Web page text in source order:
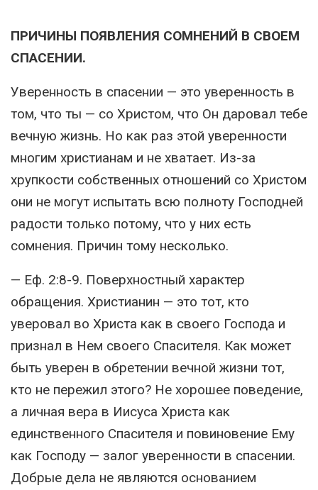
ПРИЧИНЫ ПОЯВЛЕНИЯ СОМНЕНИЙ В СВОЕМ
СПАСЕНИИ.
Уверенность в спасении — это уверенность в
том, что ты — со Христом, что Он даровал тебе
вечную жизнь. Но как раз этой уверенности
многим христианам и не хватает. Из-за
хрупкости собственных отношений со Христом
они не могут испытать всю полноту Господней
радости только потому, что у них есть
сомнения. Причин тому несколько.
— Еф. 2:8-9. Поверхностный характер
обращения. Христианин — это тот, кто
уверовал во Христа как в своего Господа и
признал в Нем своего Спасителя. Как может
быть уверен в обретении вечной жизни тот,
кто не пережил этого? Не хорошее поведение,
а личная вера в Иисуса Христа как
единственного Спасителя и повиновение Ему
как Господу — залог уверенности в спасении.
Добрые дела не являются основанием